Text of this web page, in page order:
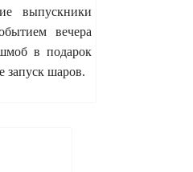
выпускники
вечера
в подарок
запуск шаров.